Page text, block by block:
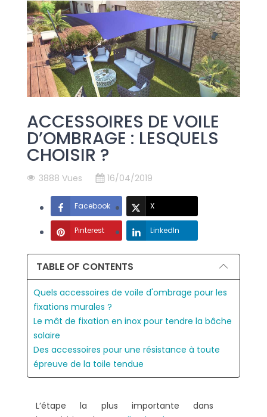
ACCESSOIRES DE VOILE
D’OMBRAGE : LESQUELS
CHOISIR ?
3888 Vues 16/04/2019
Facebook X
Pinterest LinkedIn
TABLE OF CONTENTS
Quels accessoires de voile d'ombrage pour les
fixations murales ?
Le mât de fixation en inox pour tendre la bâche
solaire
Des accessoires pour une résistance à toute
épreuve de la toile tendue
L’étape la plus importante dans